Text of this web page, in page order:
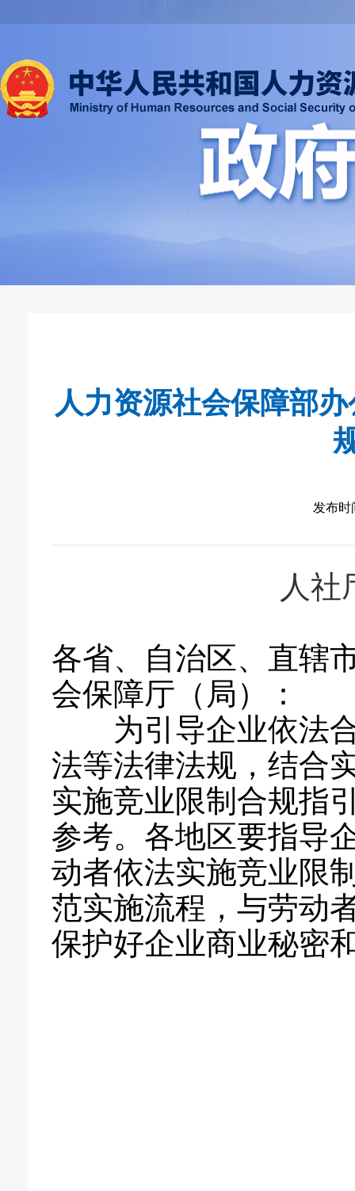
人力资源社会保障部
发布时
人社
各省、自治区、直辖
会保障厅（局）：
为引导企业依法
法等法律法规，结合
实施竞业限制合规指
参考。各地区要指导
动者依法实施竞业限
范实施流程，与劳动
保护好企业商业秘密